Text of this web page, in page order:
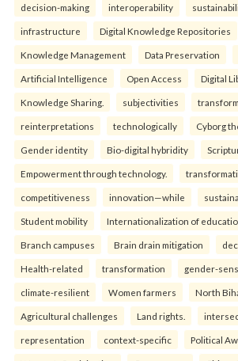
decision-making interoperability
infrastructure Digital Knowledge Repositories
Knowledge Management Data Preservation
Artificial Intelligence Open Access Digital
Knowledge Sharing. subjectivities
reinterpreta⁠tions tec⁠hnologically Cyborg
Gender identity Bio-digital hybridity
Empowerment through technology.
competitiveness innovation—while
Student mobility Internationalization of
Branch campuses Brain drain mitigation
Health-related transformation gender-
climate-resilient Women farmers North
Agricultural challenges Land rights.
representation context-specific Political